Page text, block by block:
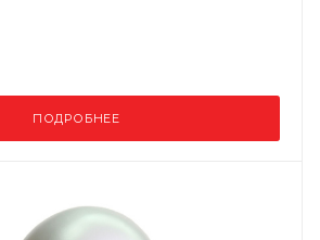
ПОДРОБНЕЕ